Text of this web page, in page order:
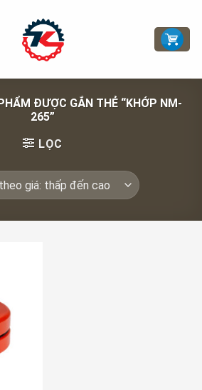
ĐƯỢC GẮN THẺ “KHỚP NM-
265”
LỌC